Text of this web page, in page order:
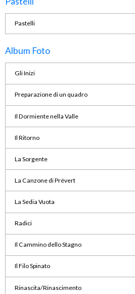
Pastelli
Album Foto
Gli Inizi
Preparazione di un quadro
Il Dormiente nella Valle
Il Ritorno
La Sorgente
La Canzone di Prévert
La Sedia Vuota
Radici
Il Cammino dello Stagno
Il Filo Spinato
Rinascita/Rinascimento